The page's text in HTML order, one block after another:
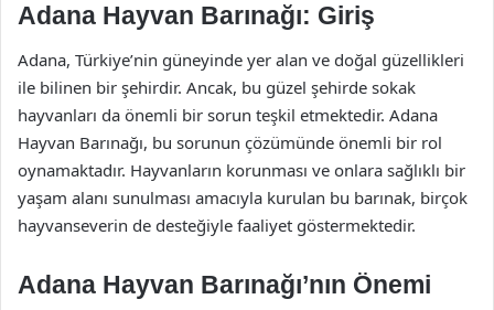
Adana Hayvan Barınağı: Giriş
Adana, Türkiye’nin güneyinde yer alan ve doğal güzellikleri
ile bilinen bir şehirdir. Ancak, bu güzel şehirde sokak
hayvanları da önemli bir sorun teşkil etmektedir. Adana
Hayvan Barınağı, bu sorunun çözümünde önemli bir rol
oynamaktadır. Hayvanların korunması ve onlara sağlıklı bir
yaşam alanı sunulması amacıyla kurulan bu barınak, birçok
hayvanseverin de desteğiyle faaliyet göstermektedir.
Adana Hayvan Barınağı’nın Önemi